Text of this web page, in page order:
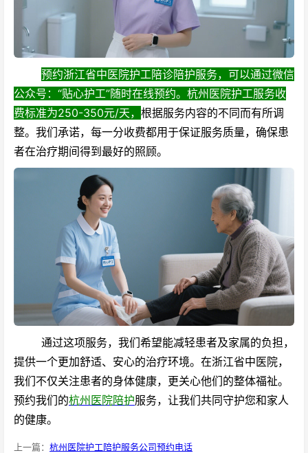
预约浙江省中医院护工陪诊陪护服务，可以通过微信
公众号：“贴心护工”随时在线预约。杭州医院护工服务收
费标准为250-350元/天， 根据服务内容的不同而有所调
整。我们承诺，每一分收费都用于保证服务质量，确保患
者在治疗期间得到最好的照顾。
通过这项服务，我们希望能减轻患者及家属的负担，
提供一个更加舒适、安心的治疗环境。在浙江省中医院，
我们不仅关注患者的身体健康，更关心他们的整体福祉。
预约我们的杭州医院陪护服务，让我们共同守护您和家人
的健康。
上一篇： 杭州医院护工陪护服务公司预约电话